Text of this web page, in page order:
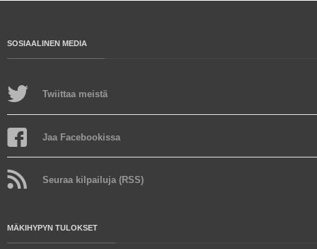
SOSIAALINEN MEDIA
Twiittaa meistä
Jaa Facebookissa
Seuraa kilpailuja (RSS)
MÄKIHYPYN TULOKSET